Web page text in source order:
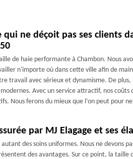
ne déçoit pas ses clients
de haie performante à Chambon. Nous
n'importe où dans cette ville afin de
travail avec sérieux et dynamisme. De plus,
Avec un service attractif, nos coûts
Nous ferons du mieux que l’on peut pour
par MJ Elagage et ses
des soins uniformes. Nous ne devons
des avantages. Sur ce point, la taille